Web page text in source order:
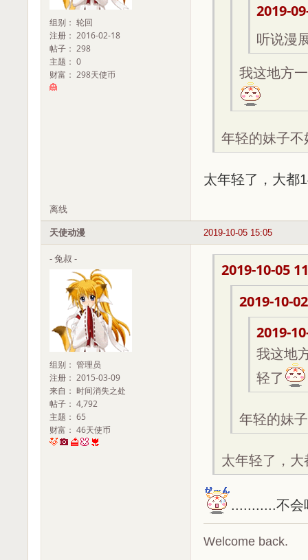
组别： 轮回
注册： 2016-02-18
帖子： 298
主题： 0
财富： 298天使币
2019-
听说漫
我这地方
年轻的妹子不
太年轻了，大都
离线
2019-10-05 15:05
天使动漫
- 兔叔 -
组别： 管理员
注册： 2015-03-09
来自： 时间消失之处
帖子： 4,792
主题： 65
财富： 46天使币
2019-10-05
2019-10-
2019-
我这地
轻了
年轻的妹
太年轻了，
...........不
Welcome back.